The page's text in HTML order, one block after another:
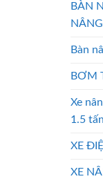
BÀN
Bàn
BƠM
Xe
1.5
XE
XE